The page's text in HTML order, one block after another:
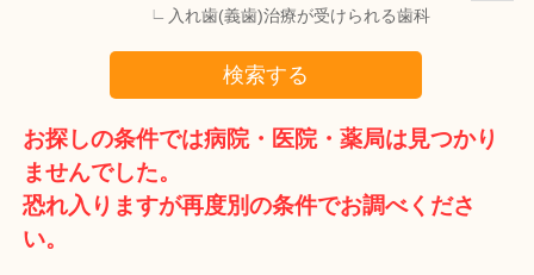
入れ歯(義歯)治療が受けられる歯科
検索する
お探しの条件では病院・医院・薬局は見つかり
ませんでした。
恐れ入りますが再度別の条件でお調べくださ
い。